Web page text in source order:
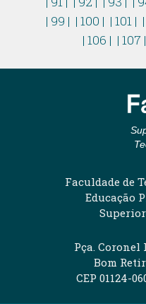
| 99 | | 100 | | 101 |
| 106 | | 107 |
Faculdade de
Educação
Pça. Coronel
Bom
CEP 01124-